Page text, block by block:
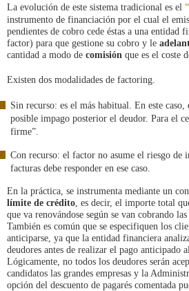
La evolución de este sistema tradicional es el
instrumento de financiación por el cual el
pendientes de cobro cede éstas a una entidad
factor) para que gestione su cobro y le
cantidad a modo de comisión que es el coste
Existen dos modalidades de factoring.
Sin recurso: es el más habitual. En este
posible impago posterior el deudor. Para el
firme”.
Con recurso: el factor no asume el riesgo de
facturas debe responder en ese caso.
En la práctica, se instrumenta mediante un
límite de crédito , es decir, el importe total
que va renovándose según se van cobrando
También es común que se especifiquen los
anticiparse, ya que la entidad financiera
deudores antes de realizar el pago anticipado
Lógicamente, no todos los deudores serán
candidatos las grandes empresas y la
opción del descuento de pagarés comentada